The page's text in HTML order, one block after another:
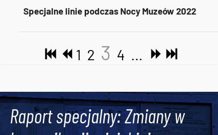
Specjalne linie podczas Nocy Muzeów 2022
1 2 3 4 ...
Raport specjalny: Zmiany w